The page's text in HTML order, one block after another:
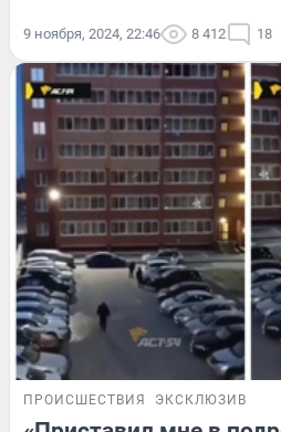
9 ноября, 2024, 22:46 8 412 18
ПРОИСШЕСТВИЯ ЭКСКЛЮЗИВ